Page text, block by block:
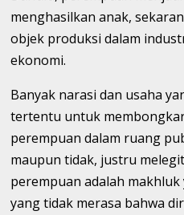
menghasilkan anak,
objek produksi dalam
ekonomi.
Banyak narasi dan usaha
tertentu untuk
perempuan dalam ruang
maupun tidak, justru
perempuan adalah
yang tidak merasa bahwa